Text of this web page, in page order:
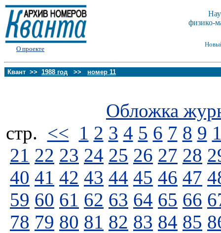
О проекте
физико-
Квант >> 1988 год >> номер 11
Обложка
стp. << 1 2 3 4 5 6 7 8 9
21 22 23 24 25 26 27 28
40 41 42 43 44 45 46 47
59 60 61 62 63 64 65 66
78 79 80 81 82 83 84 85